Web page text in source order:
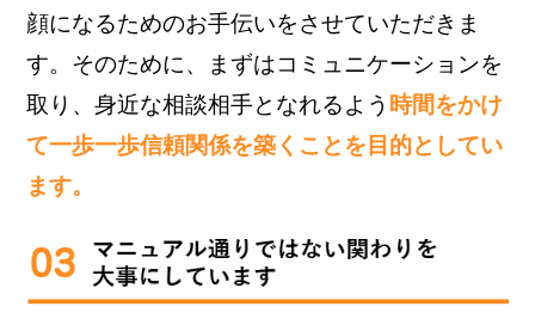
顔になるためのお手伝いをさせていただきま
す。そのために、まずはコミュニケーションを
取り、身近な相談相手となれるよう 時間をかけ
て一歩一歩信頼関係を築くことを目的としてい
ます。